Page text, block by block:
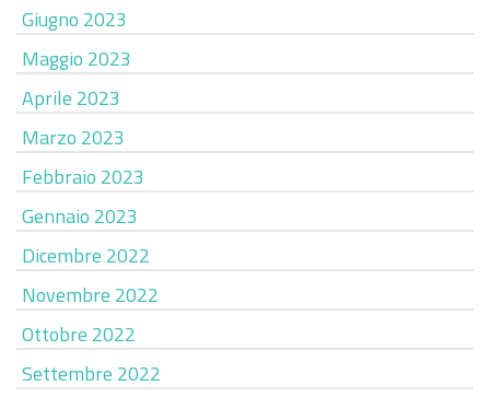
Giugno 2023
Maggio 2023
Aprile 2023
Marzo 2023
Febbraio 2023
Gennaio 2023
Dicembre 2022
Novembre 2022
Ottobre 2022
Settembre 2022